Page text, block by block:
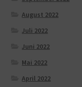
August 2022
Juli 2022
Juni 2022
Mai 2022
April 2022